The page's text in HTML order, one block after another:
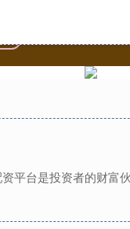
平台是投资者的财